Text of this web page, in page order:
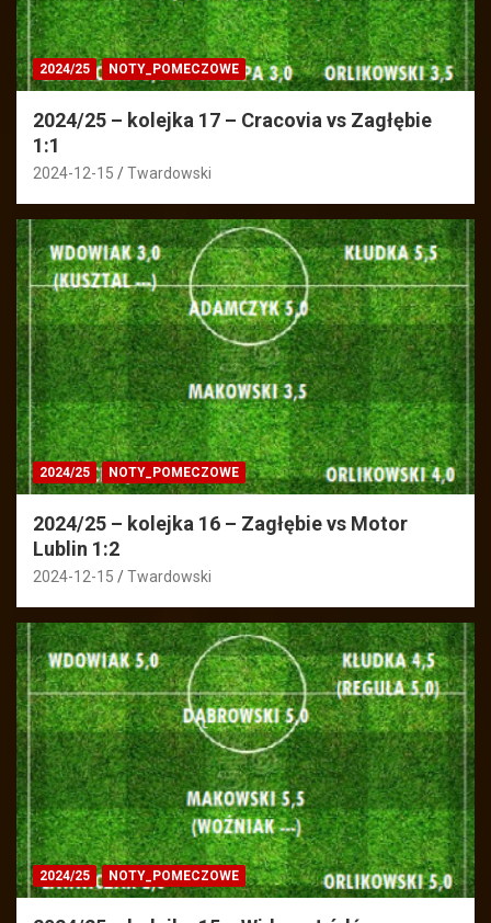
2024/25 NOTY_POMECZOWE
2024/25 – kolejka 17 – Cracovia vs Zagłębie
1:1
2024-12-15 Twardowski
2024/25 NOTY_POMECZOWE
2024/25 – kolejka 16 – Zagłębie vs Motor
Lublin 1:2
2024-12-15 Twardowski
2024/25 NOTY_POMECZOWE